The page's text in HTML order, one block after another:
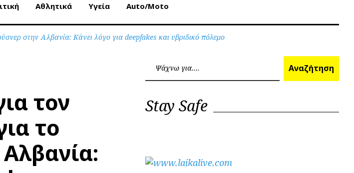
Αθλητικά Υγεία Auto/Moto
στην Αλβανία: Κάνει λόγο για deepfakes και υβριδικό πόλεμο
τον
το
Αναζήτηση
Stay Safe